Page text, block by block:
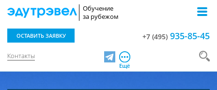
Обучение
за рубежом
Контакты
ОСТАВИТЬ ЗАЯВКУ +7 (495) 935-85-45
TelegramЕщё